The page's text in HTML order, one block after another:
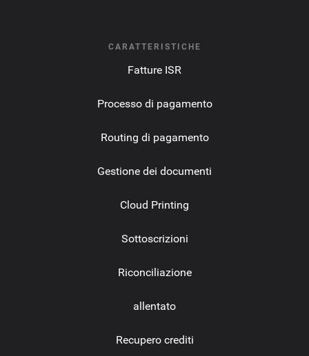
CARATTERISTICHE
Fatture ISR
Processo di pagamento
Routing di pagamento
Gestione dei documenti
Cloud Printing
Sottoscrizioni
Riconciliazione
allentato
Recupero crediti